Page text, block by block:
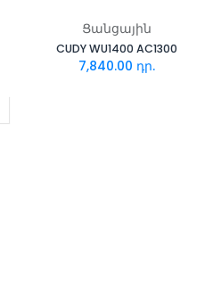
Ցանցային
CUDY WU1400 AC1300
7,840.00 դր.